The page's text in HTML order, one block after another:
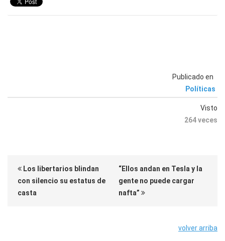
Publicado en
Políticas
Visto
264 veces
Los libertarios blindan
con silencio su estatus de
casta
“Ellos andan en Tesla y la
gente no puede cargar
nafta”
volver arriba